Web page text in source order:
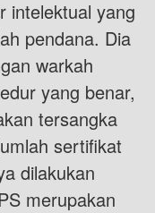
intelektual yang
pendana. Dia
warkah
yang benar,
tersangka
sertifikat
dilakukan
merupakan